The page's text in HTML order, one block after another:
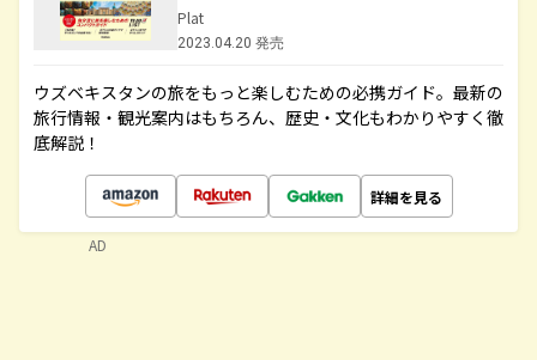
Plat
2023.04.20 発売
ウズベキスタンの旅をもっと楽しむための必携ガイド。最新の
旅行情報・観光案内はもちろん、歴史・文化もわかりやすく徹
底解説！
詳細を見る
AD